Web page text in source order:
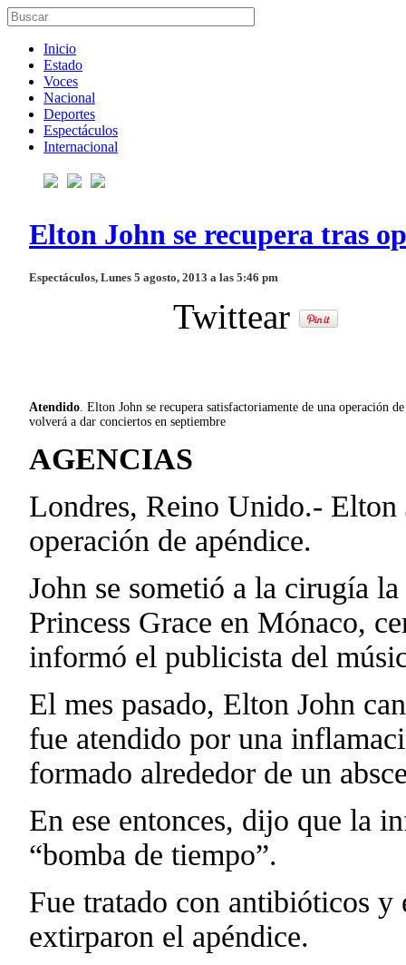
Inicio
Estado
Voces
Nacional
Deportes
Espectáculos
Internacional
Elton John se recupera tras
Espectáculos, Lunes 5 agosto, 2013 a las 5:46 pm
Twittear
Atendido. Elton John se recupera satisfactoriamente de una operación
volverá a dar conciertos en septiembre
AGENCIAS
Londres, Reino Unido.- Elton
operación de apéndice.
John se sometió a la cirugía
Princess Grace en Mónaco,
informó el publicista del
El mes pasado, Elton John
fue atendido por una
formado alrededor de un
En ese entonces, dijo que la
“bomba de tiempo”.
Fue tratado con antibióticos
extirparon el apéndice.